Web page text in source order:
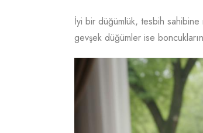
İyi bir düğümlük, tesbih
gevşek düğümler ise